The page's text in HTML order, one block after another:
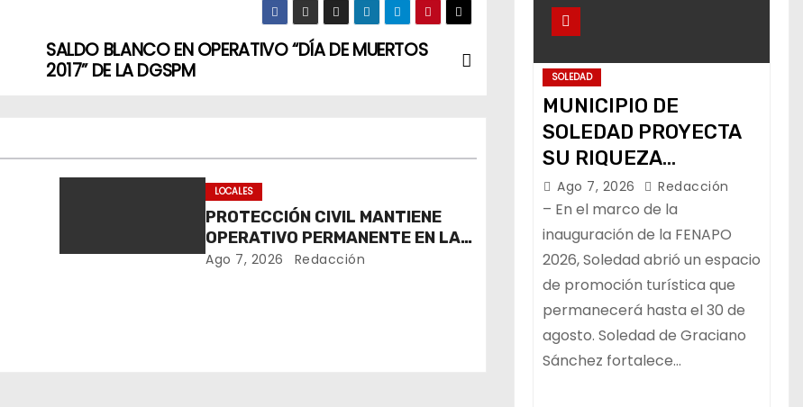
SALDO BLANCO EN OPERATIVO “DÍA DE MUERTOS
2017” DE LA DGSPM
LOCALES
PROTECCIÓN CIVIL MANTIENE
OPERATIVO PERMANENTE EN LA
FENAPO 2026
Ago 7, 2026 Redacción
SOLEDAD
MUNICIPIO DE
SOLEDAD PROYECTA
SU RIQUEZA
TURÍSTICA EN LA
FERIA NACIONAL
POTOSINA
Ago 7, 2026 Redacción
– En el marco de la
inauguración de la FENAPO
2026, Soledad abrió un espacio
de promoción turística que
permanecerá hasta el 30 de
agosto. Soledad de Graciano
Sánchez fortalece…